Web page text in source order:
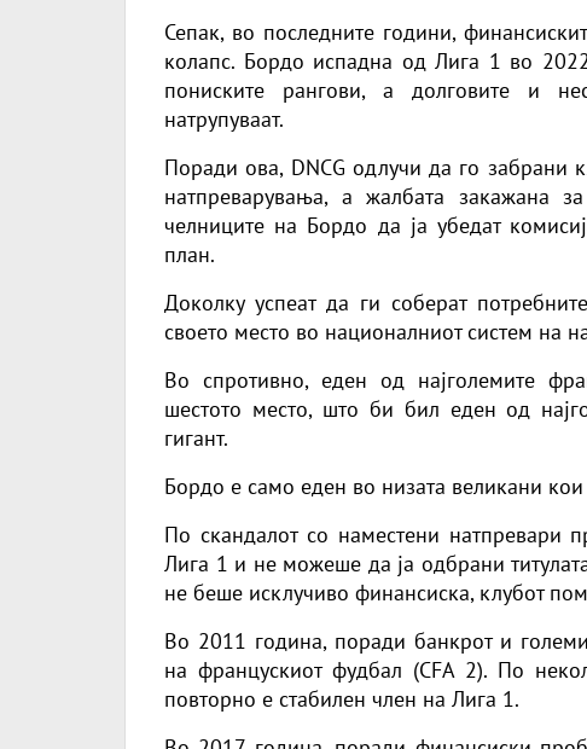
Сепак, во последните години,
колапс. Бордо испадна од Лига 1 во
пониските рангови, а долговите и
натрупуваат.
Поради ова, DNCG одлучи да го забрани
натпреварувања, а жалбата закажана
челниците на Бордо да ја убедат
план.
Доколку успеат да ги соберат
своето место во националниот систем на
Во спротивно, еден од најголемите
шестото место, што би бил еден од
гигант.
Бордо е само еден во низата великани
По скандалот со наместени натпревари
Лига 1 и не можеше да ја одбрани
не беше исклучиво финансиска, клубот
Во 2011 година, поради банкрот и
на францускиот фудбал (CFA 2). По
повторно е стабилен член на Лига 1.